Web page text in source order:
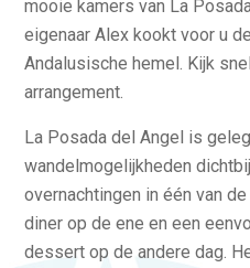
mooie kamers van La
eigenaar Alex kookt voor u
Andalusische hemel. Kijk
arrangement.
La Posada del Angel is
wandelmogelijkheden
overnachtingen in één van
diner op de ene en een
dessert op de andere dag.